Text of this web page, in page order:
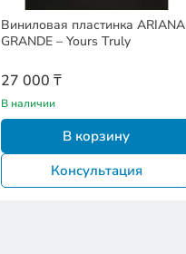
Виниловая пластинка ARIANA
GRANDE – Yours Truly
27 000 ₸
В наличии
В корзину
Консультация